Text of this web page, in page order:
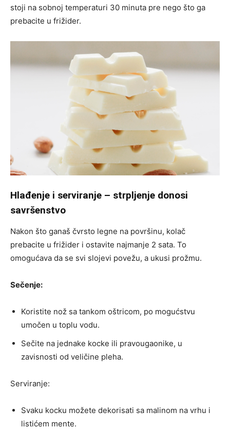
stoji na sobnoj temperaturi 30 minuta pre nego što ga
prebacite u frižider.
Hlađenje i serviranje – strpljenje donosi
savršenstvo
Nakon što ganaš čvrsto legne na površinu, kolač
prebacite u frižider i ostavite najmanje 2 sata. To
omogućava da se svi slojevi povežu, a ukusi prožmu.
Sečenje:
Koristite nož sa tankom oštricom, po mogućstvu
umočen u toplu vodu.
Sečite na jednake kocke ili pravougaonike, u
zavisnosti od veličine pleha.
Serviranje:
Svaku kocku možete dekorisati sa malinom na vrhu i
listićem mente.